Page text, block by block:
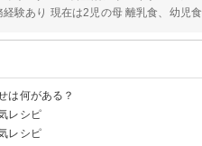
験あり 現在は2児の母 離乳食、幼児
は何がある？
レシピ
グサラダ
菜のうま煮
の明太子和え
塩昆布さっぱり炒め
えレシピ